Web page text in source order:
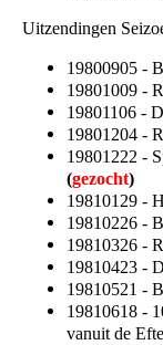
Uitzendingen
19800905 -
19801009 -
19801106 -
19801204 -
19801222 -
(gezocht)
19810129 -
19810226 -
19810326 -
19810423 -
19810521 -
19810618 -
vanuit de